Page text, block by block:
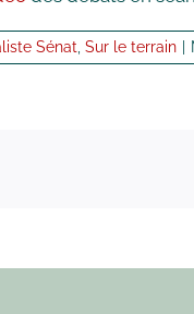
Sénat Sur le terrain